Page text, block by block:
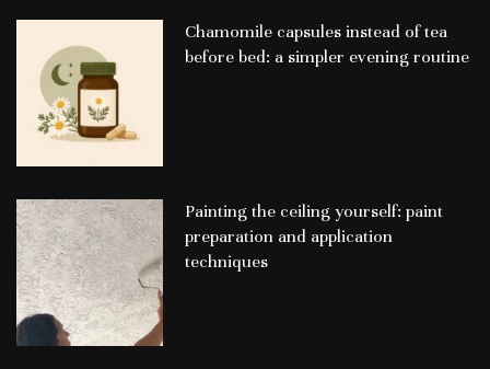
Chamomile capsules instead of tea
before bed: a simpler evening routine
Painting the ceiling yourself: paint
preparation and application
techniques